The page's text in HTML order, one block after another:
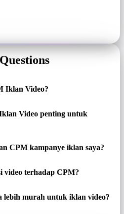
Iklan Video?
Video penting untuk
CPM kampanye iklan saya?
video terhadap CPM?
lebih murah untuk iklan video?